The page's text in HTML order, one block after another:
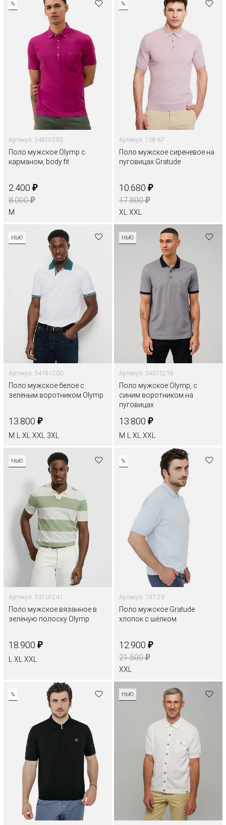
%
Артикул: 54801295
Поло мужское Olymp с
карманом, body fit
2.400 ₽
8.000₽
M
%
Артикул: 158-67
Поло мужское сиреневое на
пуговицах Gratude
10.680 ₽
17.800₽
XL XXL
НЬЮ
Артикул: 54181200
Поло мужское белое с
зелёным воротником Olymp
13.800 ₽
M L XL XXL 3XL
НЬЮ
Артикул: 54075218
Поло мужское Olymp, с
синим воротником на
пуговицах
13.800 ₽
M L XL XXL
НЬЮ
Артикул: 53101241
Поло мужское вязанное в
зелёную полоску Olymp
18.900 ₽
XL XXL
%
Артикул: 197-29
Поло мужское Gratude
хлопок с шёлком
12.900 ₽
21.500₽
XXL
% НЬЮ